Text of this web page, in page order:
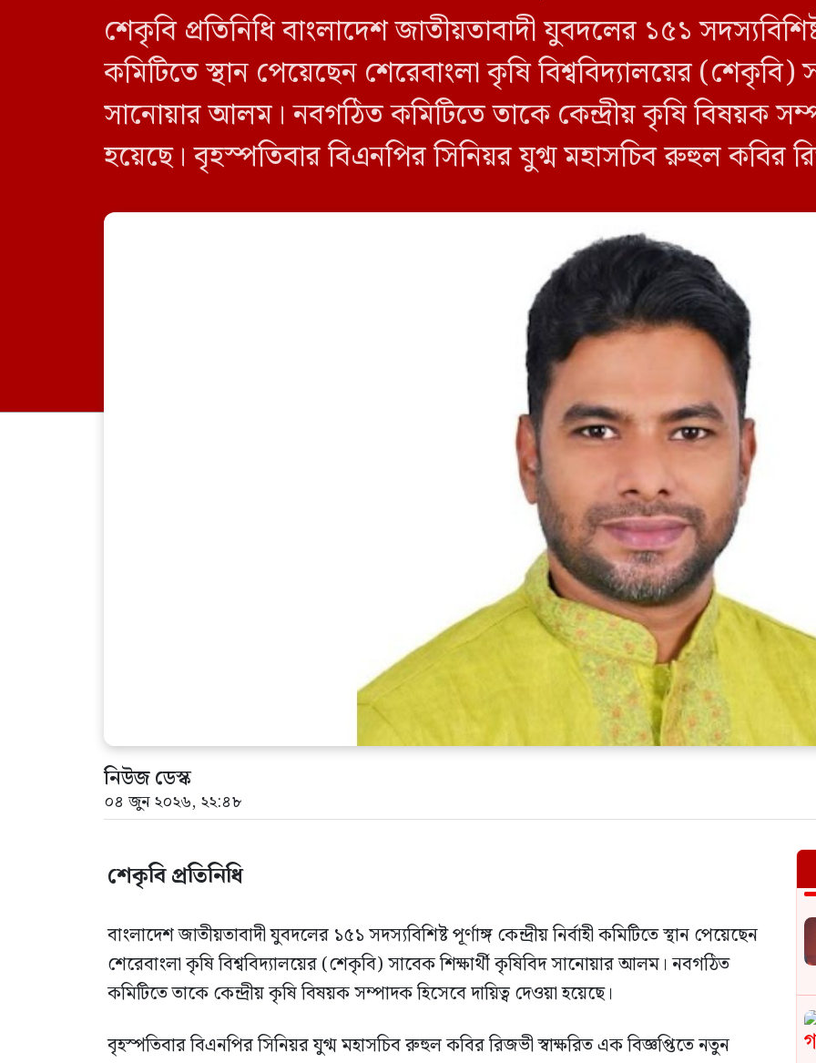
শেকৃবি প্রতিনিধি বাংলাদেশ জাতীয়তাবাদী যুবদলের ১৫১ সদস্যবিশিষ্ট
কমিটিতে স্থান পেয়েছেন শেরেবাংলা কৃষি বিশ্ববিদ্যালয়ের (শেকৃবি)
সানোয়ার আলম। নবগঠিত কমিটিতে তাকে কেন্দ্রীয় কৃষি বিষয়ক
হয়েছে। বৃহস্পতিবার বিএনপির সিনিয়র যুগ্ম মহাসচিব রুহুল কবির
নিউজ ডেস্ক
০৪ জুন ২০২৬, ২২:৪৮
শেকৃবি প্রতিনিধি
বাংলাদেশ জাতীয়তাবাদী যুবদলের ১৫১ সদস্যবিশিষ্ট পূর্ণাঙ্গ কেন্দ্রীয় নির্বাহী কমিটিতে স্থান পেয়েছেন
শেরেবাংলা কৃষি বিশ্ববিদ্যালয়ের (শেকৃবি) সাবেক শিক্ষার্থী কৃষিবিদ সানোয়ার আলম। নবগঠিত
কমিটিতে তাকে কেন্দ্রীয় কৃষি বিষয়ক সম্পাদক হিসেবে দায়িত্ব দেওয়া হয়েছে।
বৃহস্পতিবার বিএনপির সিনিয়র যুগ্ম মহাসচিব রুহুল কবির রিজভী স্বাক্ষরিত এক বিজ্ঞপ্তিতে নতুন